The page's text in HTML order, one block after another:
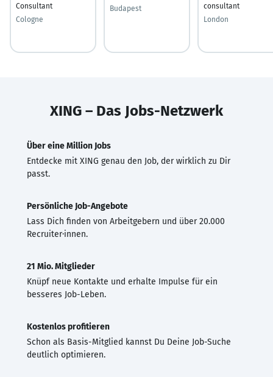
Consultant
Cologne
Budapest
consultant
London
XING – Das Jobs-Netzwerk
Über eine Million Jobs
Entdecke mit XING genau den Job, der wirklich zu Dir
passt.
Persönliche Job-Angebote
Lass Dich finden von Arbeitgebern und über 20.000
Recruiter·innen.
21 Mio. Mitglieder
Knüpf neue Kontakte und erhalte Impulse für ein
besseres Job-Leben.
Kostenlos profitieren
Schon als Basis-Mitglied kannst Du Deine Job-Suche
deutlich optimieren.